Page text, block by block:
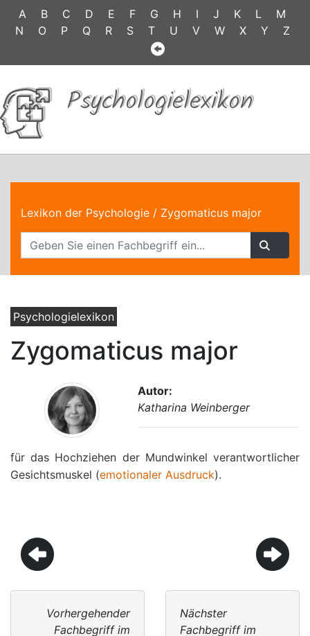
A B C D E F G H I J K L
M
N
O P Q R S T U V W X Y Z
Psychologielexikon
Lexikon der Psychologie / Zygomaticus major
Psychologielexikon
Zygomaticus major
Autor:
Katharina Weinberger
für das Hochziehen der Mundwinkel verantwortlicher
Gesichtsmuskel (emotionaler Ausdruck).
Vorhergehender
Fachbegriff im
Nächster
Fachbegriff im